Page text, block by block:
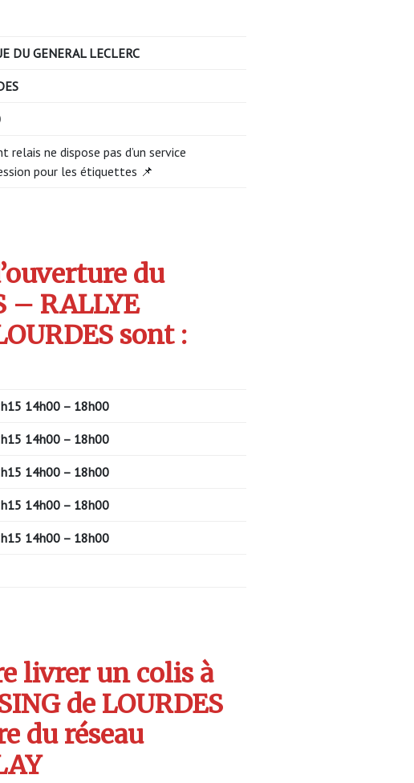
DU GENERAL LECLERC
relais ne dispose pas d’un service
pour les étiquettes 📌
du
– RALLYE
sont :
14h00 – 18h00
14h00 – 18h00
14h00 – 18h00
14h00 – 18h00
14h00 – 18h00
livrer un colis à
de LOURDES
du réseau